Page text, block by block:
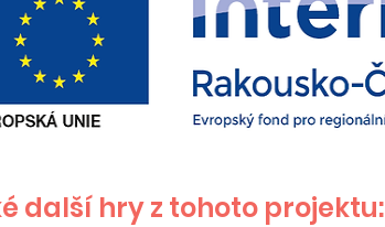
další hry z tohoto projektu: